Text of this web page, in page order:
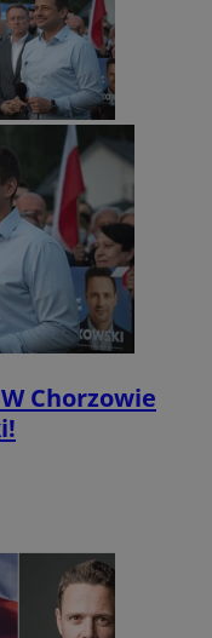
Chorzowie